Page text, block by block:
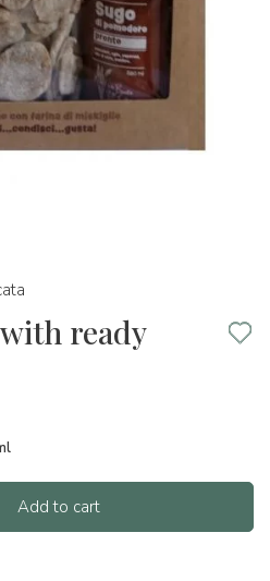
ready
Add to cart